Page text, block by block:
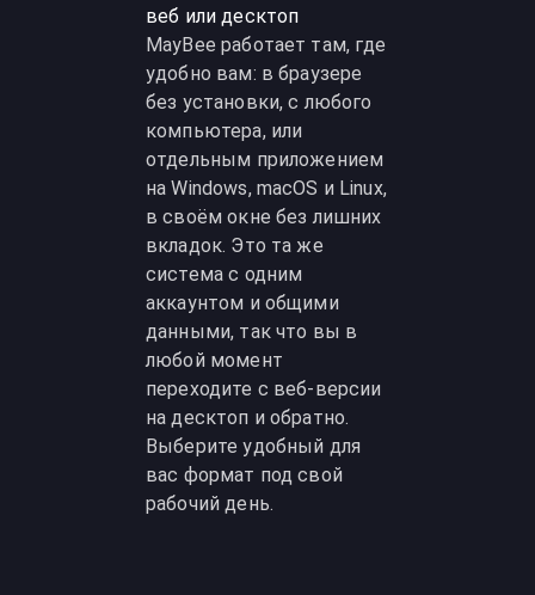
веб или десктоп
MayBee работает там, где
удобно вам: в браузере
без установки, с любого
компьютера, или
отдельным приложением
на Windows, macOS и Linux,
в своём окне без лишних
вкладок. Это та же
система с одним
аккаунтом и общими
данными, так что вы в
любой момент
переходите с веб-версии
на десктоп и обратно.
Выберите удобный для
вас формат под свой
рабочий день.